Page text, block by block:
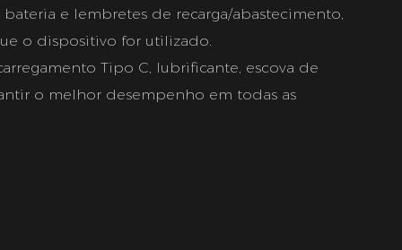
e lembretes de recarga/abastecimento,
o dispositivo for utilizado.
Tipo C, lubrificante, escova de
o melhor desempenho em todas as